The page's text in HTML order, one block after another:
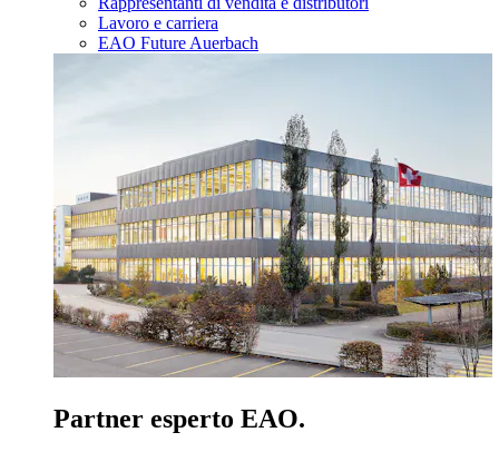
Lavoro e carriera
EAO Future Auerbach
Partner esperto EAO.